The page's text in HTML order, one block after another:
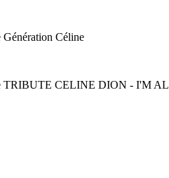
Génération Céline
TRIBUTE CELINE DION - I'M